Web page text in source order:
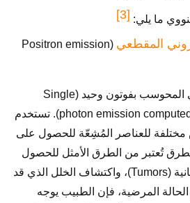
ما يلي: [3]
المقطعي
(Positron emission
2- تقنية الإصدار المقطعي المحوسب بفوتون وحيد (Single
photon emission computed tomography (SPECT)). تستخدم
مختلفة للعناصر المُشِعّة للحصول على
تُعتبر من الطرق الأمثل للحصول
على صورٍ للأورام السرطانية (Tumors)، واكتشاف الخلل الذي قد
المرضية، فإن الطبيب يوجه